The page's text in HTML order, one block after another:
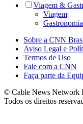
Viagem &
Viagem
Gastronomia
Sobre a CNN
Aviso Legal e
Termos de Uso
Fale com a CNN
Faça parte da
© Cable News Network
Todos os direitos